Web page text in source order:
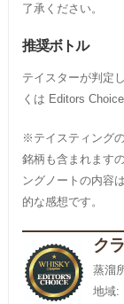
了承ください。
推奨ボトル
テイスターが判定
くは Editors
※テイスティング
銘柄も含まれます
ングノートの内容
的な感想です。
ク
蒸溜
地域: